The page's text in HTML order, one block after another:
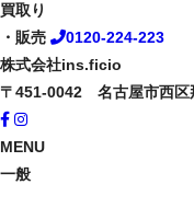
買取り
・販売
0120-224-223
株式会社ins.ficio
〒451-0042 名古屋市西
MENU
一般